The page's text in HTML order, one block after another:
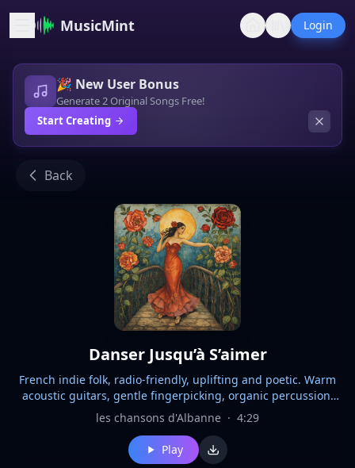
MusicMint Login
🎉 New User Bonus
Generate 2 Original Songs Free!
Start Creating
Back
Danser Jusqu’à S’aimer
French indie folk, radio-friendly, uplifting and poetic. Warm
acoustic guitars, gentle fingerpicking, organic percussion,
deep melodic bass, subtle piano textures, atmospheric
pads, emotional crescendo. Intimate female lead vocal with
natural imperfections and expressive dynamics. Inspired by
modern French indie folk and alternative chanson. Theme of
les chansons d'Albanne · 4:29
Play